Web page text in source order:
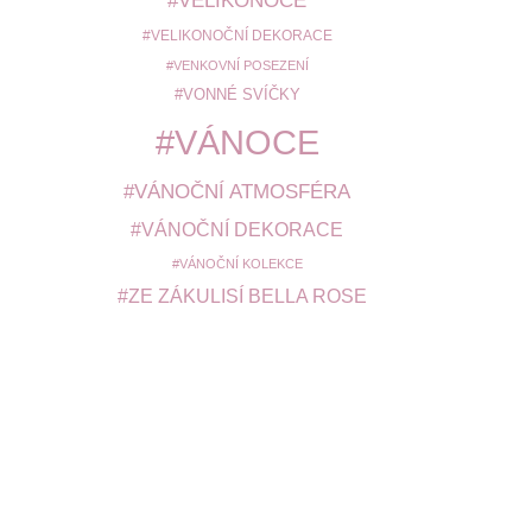
VELIKONOČNÍ DEKORACE
VENKOVNÍ POSEZENÍ
VONNÉ SVÍČKY
VÁNOCE
VÁNOČNÍ ATMOSFÉRA
VÁNOČNÍ DEKORACE
VÁNOČNÍ KOLEKCE
ZE ZÁKULISÍ BELLA ROSE